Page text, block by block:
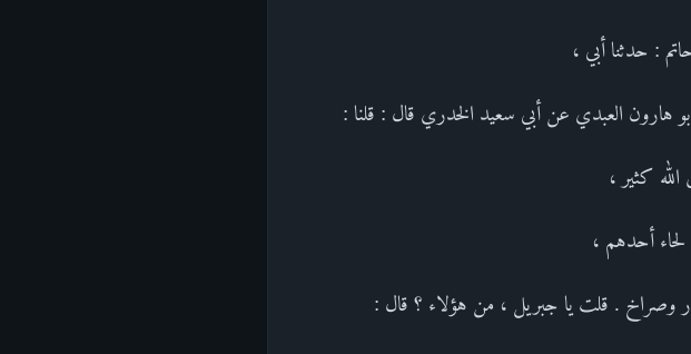
: حدثنا أبي ،
هارون العبدي عن أبي سعيد الخدري قال : قلنا :
كثير ،
أحدهم ،
وصراخ . قلت يا جبريل ، من هؤلاء ؟ قال :